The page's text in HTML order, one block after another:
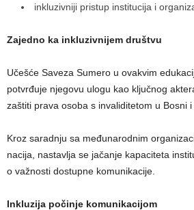
inkluzivniji pristup institucija i
Zajedno ka inkluzivnijem društvu
Učešće Saveza Sumero u ovakvim
potvrđuje njegovu ulogu kao ključnog
zaštiti prava osoba s invaliditetom u Bosni i
Kroz saradnju sa međunarodnim
nacija, nastavlja se jačanje kapaciteta
o važnosti dostupne komunikacije.
Inkluzija počinje komunikacijom